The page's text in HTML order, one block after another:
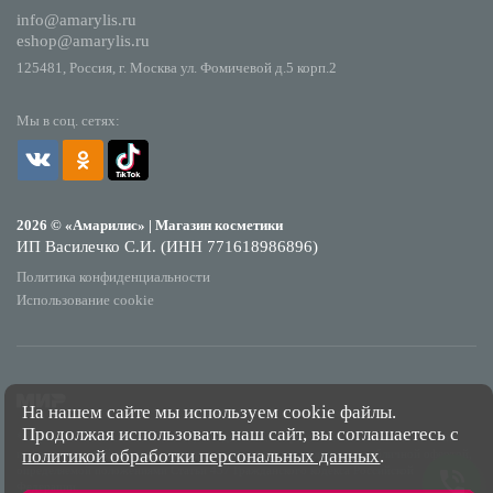
Мы в соц. сетях:
2026 © «Амарилис» | Магазин косметики
ИП Василечко С.И. (ИНН 771618986896)
Политика конфиденциальности
Использование cookie
info@amarylis.ru
eshop@amarylis.ru
125481, Россия, г. Москва ул. Фомичевой д.5 корп.2
*Обращаем Ваше внимание на то, что данный интернет-сайт носит исключительно
информационный характер и ни при каких условиях не является публичной офертой,
определяемой положениями Статьи 437 Гражданского кодекса Российской
На нашем сайте мы используем cookie файлы.
Продолжая использовать наш сайт, вы соглашаетесь с
политикой обработки персональных данных.